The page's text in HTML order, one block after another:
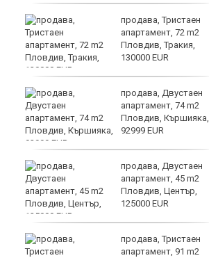
продава, Тристаен
апартамент, 72 m2
Пловдив, Тракия,
130000 EUR
продава, Двустаен
апартамент, 74 m2
Пловдив, Кършияка,
92999 EUR
продава, Двустаен
апартамент, 45 m2
Пловдив, Център,
125000 EUR
продава, Тристаен
апартамент, 91 m2